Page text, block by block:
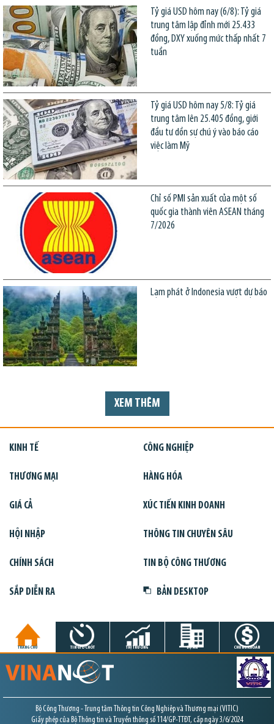
Tỷ giá USD hôm nay (6/8): Tỷ giá
trung tâm lập đỉnh mới 25.433
đồng, DXY xuống mức thấp nhất 7
tuần
Tỷ giá USD hôm nay 5/8: Tỷ giá
trung tâm lên 25.405 đồng, giới
đầu tư dồn sự chú ý vào báo cáo
việc làm Mỹ
Chỉ số PMI sản xuất của một số
quốc gia thành viên ASEAN tháng
7/2026
Lạm phát ở Indonesia vượt dự báo
XEM THÊM
KINH TẾ CÔNG NGHIỆP
THƯƠNG MẠI HÀNG HÓA
GIÁ CẢ XÚC TIẾN KINH DOANH
HỘI NHẬP THÔNG TIN CHUYÊN SÂU
CHÍNH SÁCH TIN BỘ CÔNG THƯƠNG
SẮP DIỄN RA BẢN DESKTOP
TRANG CHỦ TIN GIỜ CHÓT THỊ TRƯỜNG DỰ ÁN CHỨNG KHOÁN
Bộ Công Thương - Trung tâm Thông tin Công Nghiệp và Thương mại (VITIC)
Giấy phép của Bộ Thông tin và Truyền thông số 114/GP-TTĐT, cấp ngày 3/6/2024